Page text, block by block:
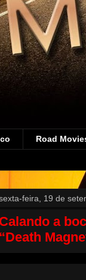
Road
feira, 19 de
Calando a
“Death